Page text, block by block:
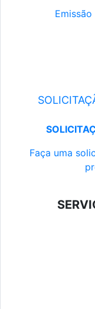
Faça uma